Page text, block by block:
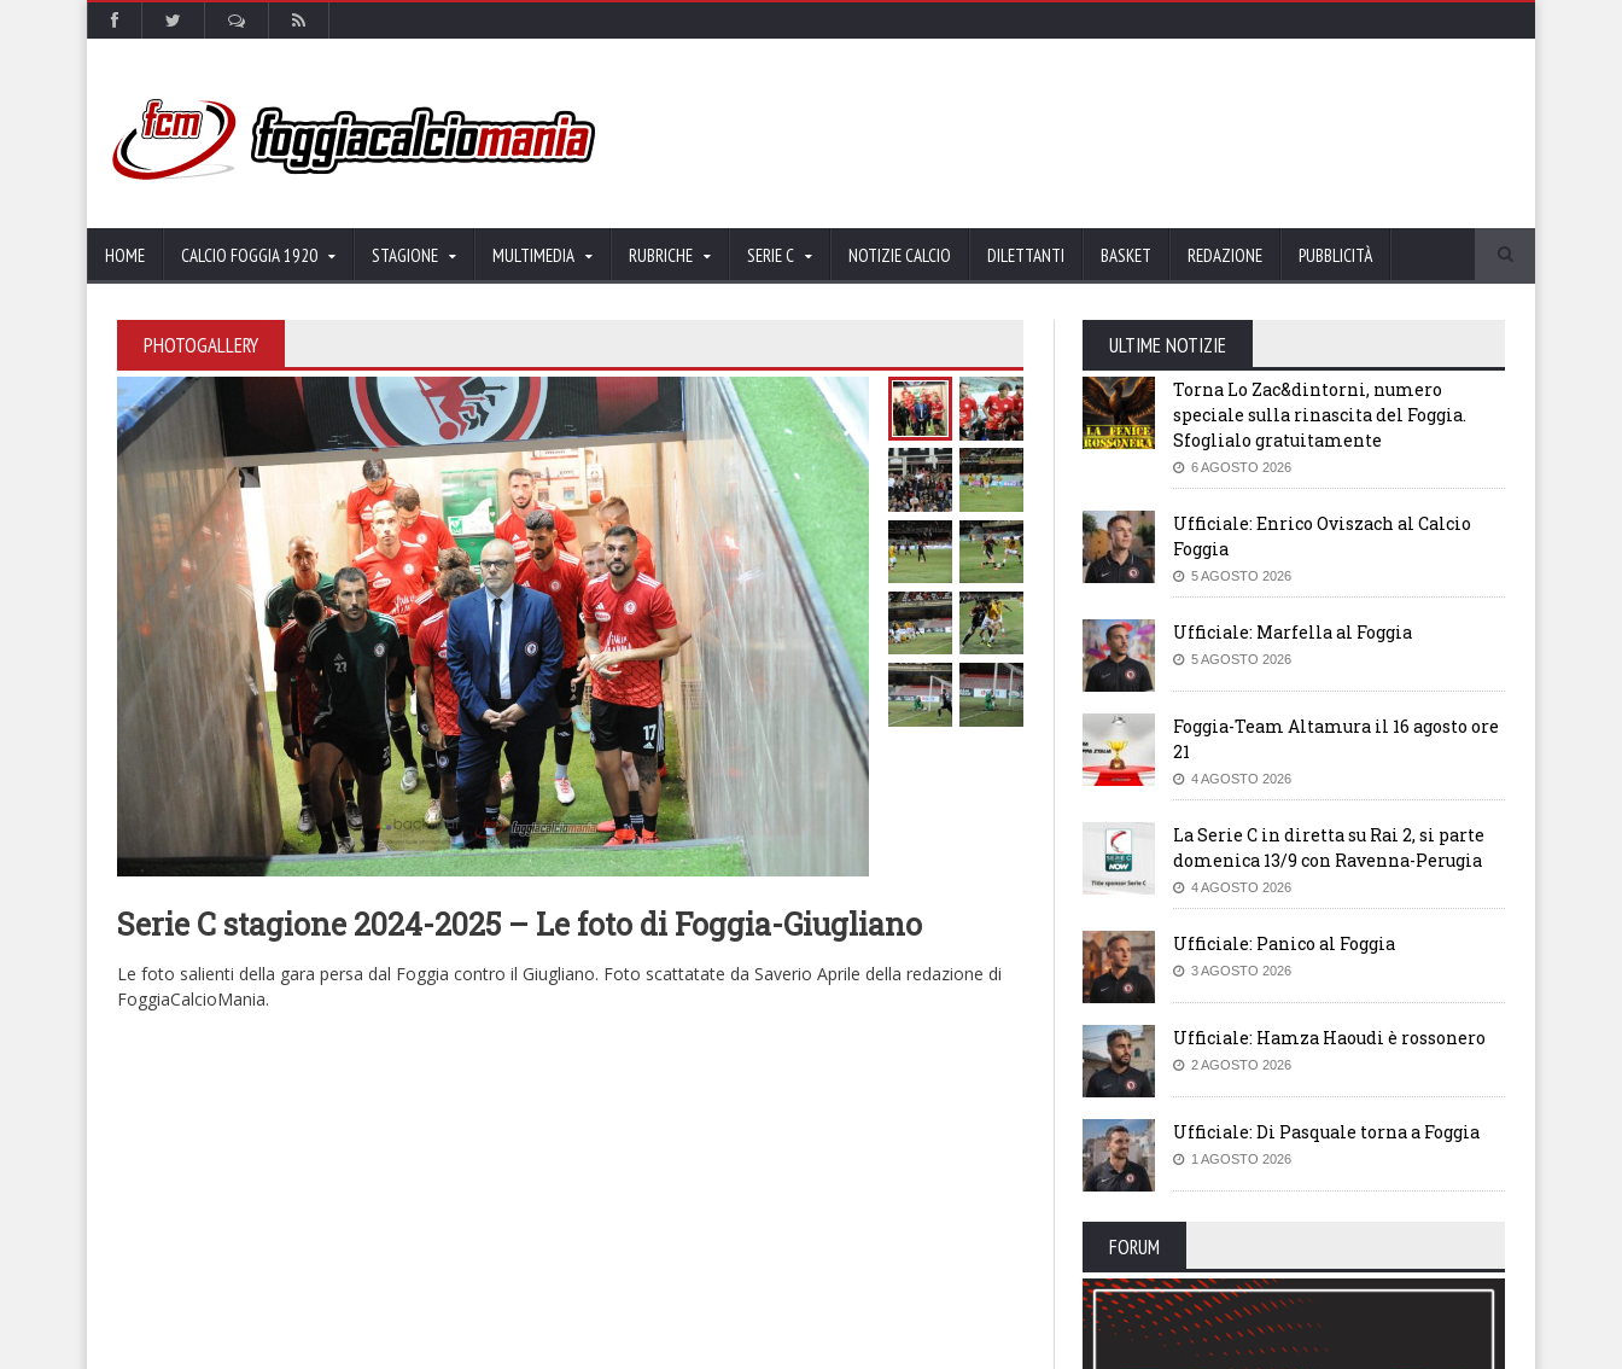
HOME CALCIO FOGGIA 1920 STAGIONE MULTIMEDIA RUBRICHE SERIE C NOTIZIE CALCIO DILETTANTI BASKET REDAZIONE PUBBLICITÀ
PHOTOGALLERY
Serie C stagione 2024-2025 – Le foto di Foggia-Giugliano
Le foto salienti della gara persa dal Foggia contro il Giugliano. Foto scattatate da Saverio Aprile della redazione di
FoggiaCalcioMania.
ULTIME NOTIZIE
Torna Lo Zac&dintorni, numero
speciale sulla rinascita del Foggia.
Sfoglialo gratuitamente
6 AGOSTO 2026
Ufficiale: Enrico Oviszach al Calcio
Foggia
5 AGOSTO 2026
Ufficiale: Marfella al Foggia
5 AGOSTO 2026
Foggia-Team Altamura il 16 agosto ore
21
4 AGOSTO 2026
La Serie C in diretta su Rai 2, si parte
domenica 13/9 con Ravenna-Perugia
4 AGOSTO 2026
Ufficiale: Panico al Foggia
3 AGOSTO 2026
Ufficiale: Hamza Haoudi è rossonero
2 AGOSTO 2026
Ufficiale: Di Pasquale torna a Foggia
1 AGOSTO 2026
FORUM